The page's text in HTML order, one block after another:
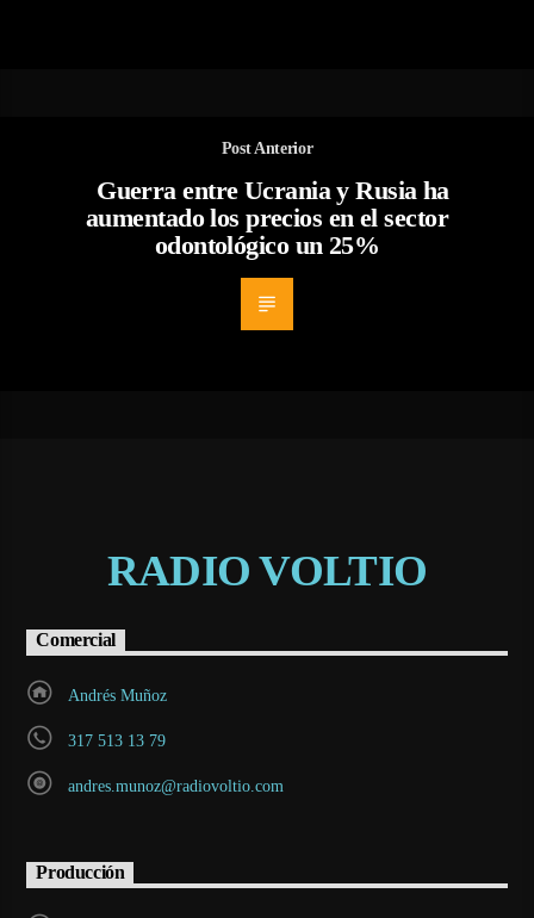
Post Anterior
Guerra entre Ucrania y Rusia ha
aumentado los precios en el sector
odontológico un 25%
RADIO VOLTIO
Comercial
Andrés Muñoz
317 513 13 79
andres.munoz@radiovoltio.com
Producción